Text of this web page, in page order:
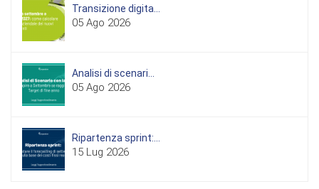
Transizione digita...
05 Ago 2026
Analisi di scenari...
05 Ago 2026
Ripartenza sprint:...
15 Lug 2026